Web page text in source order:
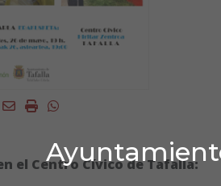
Twitter
EmailImprimirWhatsapp
el Centro Cívico de Tafalla: